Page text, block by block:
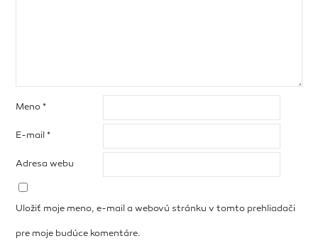
Meno*
E-mail*
Adresa webu
Uložiť moje meno, e-mail a webovú stránku v tomto prehliadači
pre moje budúce komentáre.